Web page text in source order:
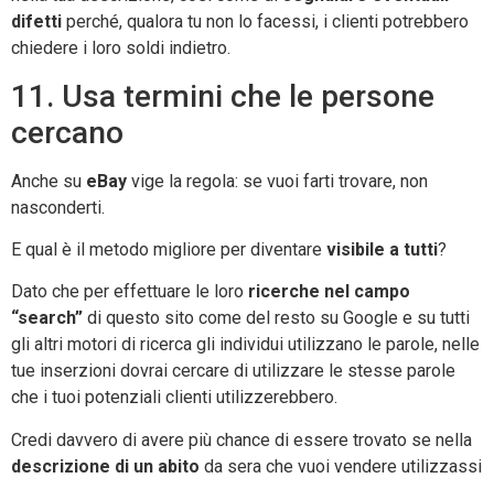
difetti perché, qualora tu non lo facessi, i clienti potrebbero
chiedere i loro soldi indietro.
11. Usa termini che le persone
cercano
Anche su eBay vige la regola: se vuoi farti trovare, non
nasconderti.
E qual è il metodo migliore per diventare visibile a tutti?
Dato che per effettuare le loro ricerche nel campo
“search” di questo sito come del resto su Google e su tutti
gli altri motori di ricerca gli individui utilizzano le parole, nelle
tue inserzioni dovrai cercare di utilizzare le stesse parole
che i tuoi potenziali clienti utilizzerebbero.
Credi davvero di avere più chance di essere trovato se nella
descrizione di un abito da sera che vuoi vendere utilizzassi